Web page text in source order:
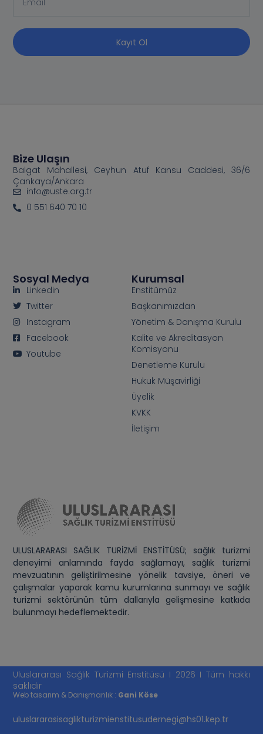
Kayıt Ol
ULUSLARARASI SAĞLIK TURİZMİ ENSTİTÜSÜ; sağlık turizmi
deneyimi anlamında fayda sağlamayı, sağlık turizmi
mevzuatının geliştirilmesine yönelik tavsiye, öneri ve
çalışmalar yaparak kamu kurumlarına sunmayı ve sağlık
turizmi sektörünün tüm dallarıyla gelişmesine katkıda
bulunmayı hedeflemektedir.
Kurumsal
Enstitümüz
Başkanımızdan
Yönetim & Danışma Kurulu
Kalite ve Akreditasyon
Komisyonu
Denetleme Kurulu
Hukuk Müşavirliği
Üyelik
KVKK
İletişim
Sosyal Medya
Linkedin
Twitter
Instagram
Facebook
Youtube
Bize Ulaşın
Balgat Mahallesi, Ceyhun Atuf Kansu Caddesi, 36/6
Çankaya/Ankara
info@uste.org.tr
0 551 640 70 10
Uluslararası Sağlık Turizmi Enstitüsü I 2026 I Tüm hakkı
saklıdır
Web tasarım & Danışmanlık : Gani Köse
uluslararasisaglikturizmienstitusudernegi@hs01.kep.tr